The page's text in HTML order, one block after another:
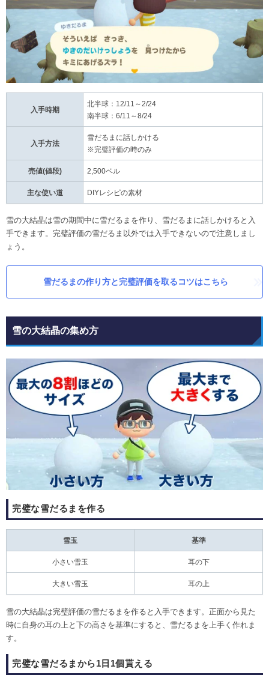
入手時期
北半球：12/11～2/24
南半球：6/11～8/24
入手方法
雪だるまに話しかける
※完璧評価の時のみ
売値(値段) 2,500ベル
主な使い道 DIYレシピの素材
雪の大結晶は雪の期間中に雪だるまを作り、雪だるまに話しかけると入
手できます。完璧評価の雪だるま以外では入手できないので注意しまし
ょう。
雪だるまの作り方と完璧評価を取るコツはこちら
雪の大結晶の集め方
完璧な雪だるまを作る
雪玉 基準
小さい雪玉 耳の下
大きい雪玉 耳の上
雪の大結晶は完璧評価の雪だるまを作ると入手できます。正面から見た
時に自身の耳の上と下の高さを基準にすると、雪だるまを上手く作れま
す。
完璧な雪だるまから1日1個貰える